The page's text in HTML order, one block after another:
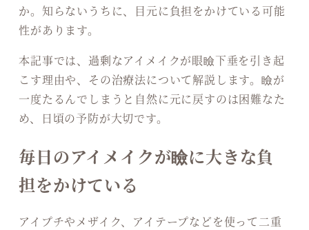
か。知らないうちに、目元に負担をかけている可能
性があります。
本記事では、過剰なアイメイクが眼瞼下垂を引き起
こす理由や、その治療法について解説します。瞼が
一度たるんでしまうと自然に元に戻すのは困難なた
め、日頃の予防が大切です。
毎日のアイメイクが瞼に大きな負
担をかけている
アイプチやメザイク、アイテープなどを使って二重